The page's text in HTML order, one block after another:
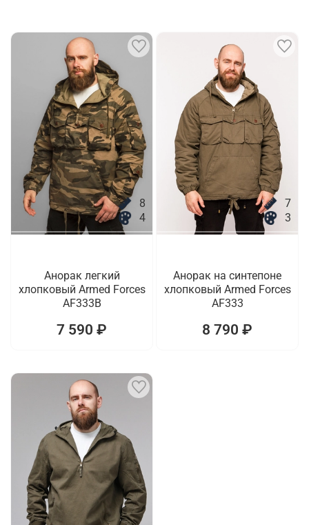
8
4
Анорак легкий
хлопковый Armed Forces
AF333B
7 590 ₽
7
3
Анорак на синтепоне
хлопковый Armed Forces
AF333
8 790 ₽